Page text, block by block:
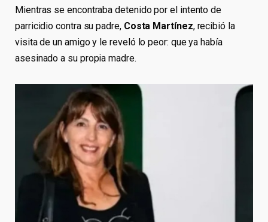
Mientras se encontraba detenido por el intento de
parricidio contra su padre, Costa Martínez, recibió la
visita de un amigo y le reveló lo peor: que ya había
asesinado a su propia madre.